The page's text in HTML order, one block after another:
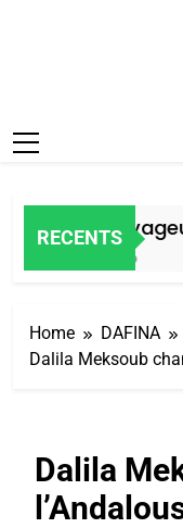
RECENTS
Oeil ravageur
Home
DAFINA
Dalila Meksoub
Dalila